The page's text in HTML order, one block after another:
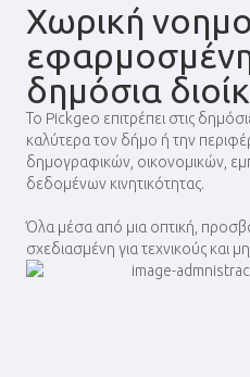
Χωρική
δημόσια
Το Pickgeo επιτρέπει στις
καλύτερα τον δήμο ή την
δημογραφικών, οικονομικών,
δεδομένων κινητικότητας.
Όλα μέσα από μια οπτική,
σχεδιασμένη για τεχνικούς και